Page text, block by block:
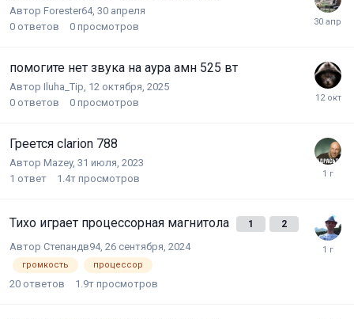
Автор Forester64, 30 апреля
0 ответов 0 просмотров
помогите нет звука на аура амн 525 вт
Автор Iluha_Tip 12 октября, 2025
0 ответов 0 просмотров
Греется clarion 788
Автор Mazey, 31 июля, 2023
1 ответ 1.4т просмотров
Тихо играет процессорная магнитола 1 2
Автор Степандв94, 26 сентября, 2024
громкость процессор
20 ответов 1.9т просмотров